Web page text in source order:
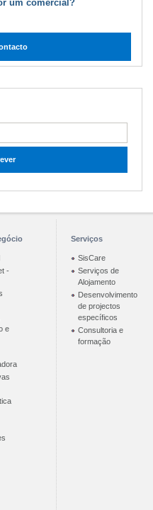
um comercial?
-
e
Serviços
SisCare
Serviços de
Alojamento
Desenvolvimento
de projectos
específicos
Consultoria e
formação